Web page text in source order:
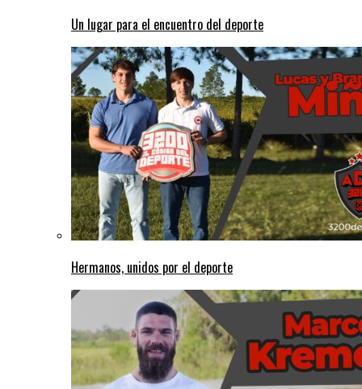
Un lugar para el encuentro del deporte
Hermanos, unidos por el deporte